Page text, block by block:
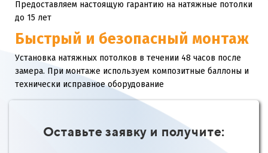
Предоставляем настоящую гарантию на натяжные потолки
до 15 лет
Быстрый и безопасный монтаж
Установка натяжных потолков в течении 48 часов после
замера. При монтаже используем композитные баллоны и
технически исправное оборудование
Оставьте заявку и получите: